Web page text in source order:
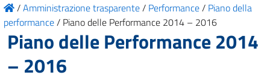
/Amministrazione trasparente/ Performance/ Piano della
performance/ Piano delle Performance 2014 – 2016
Piano delle Performance 2014
– 2016